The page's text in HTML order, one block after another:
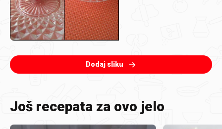
Dodaj sliku
Još recepata za ovo jelo